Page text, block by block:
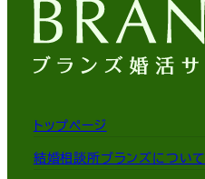
トップページ
結婚相談所ブランズについて